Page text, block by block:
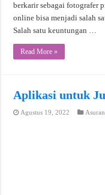
berkarir sebagai fotografer
online bisa menjadi salah
Salah satu keuntungan …
Read More »
Aplikasi untuk
Agustus 19, 2022